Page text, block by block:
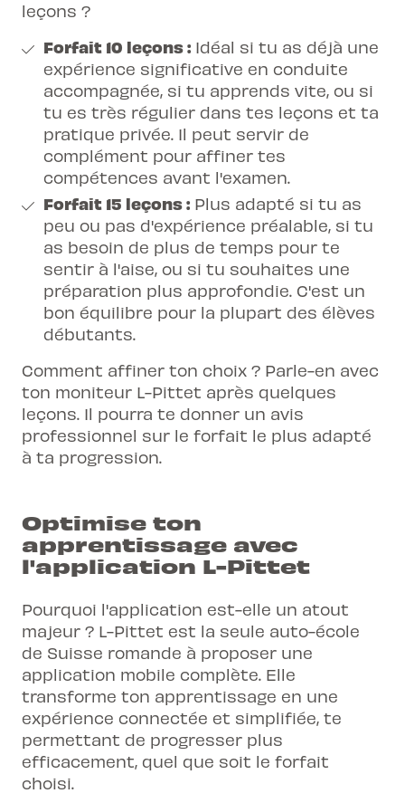
leçons ?
Forfait 10 leçons : Idéal si tu as déjà une
expérience significative en conduite
accompagnée, si tu apprends vite, ou si
tu es très régulier dans tes leçons et ta
pratique privée. Il peut servir de
complément pour affiner tes
compétences avant l'examen.
Forfait 15 leçons : Plus adapté si tu as
peu ou pas d'expérience préalable, si tu
as besoin de plus de temps pour te
sentir à l'aise, ou si tu souhaites une
préparation plus approfondie. C'est un
bon équilibre pour la plupart des élèves
débutants.
Comment affiner ton choix ? Parle-en avec
ton moniteur L-Pittet après quelques
leçons. Il pourra te donner un avis
professionnel sur le forfait le plus adapté
à ta progression.
Optimise ton
apprentissage avec
l'application L-Pittet
Pourquoi l'application est-elle un atout
majeur ? L-Pittet est la seule auto-école
de Suisse romande à proposer une
application mobile complète. Elle
transforme ton apprentissage en une
expérience connectée et simplifiée, te
permettant de progresser plus
efficacement, quel que soit le forfait
choisi.